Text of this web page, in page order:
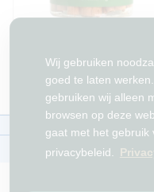
Wij gebruiken
goed te laten
gebruiken wij alleen
browsen op deze
gaat met het gebruik
privacybeleid.
Op voorraad
Contact